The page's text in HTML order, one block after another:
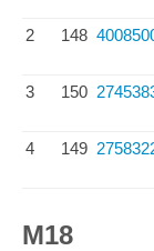
2
148
3 150
4 149
M18